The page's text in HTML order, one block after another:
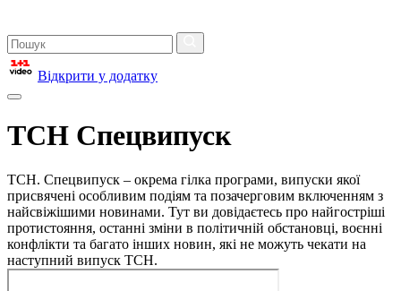
Відкрити у додатку
ТСН Спецвипуск
ТСН. Спецвипуск – окрема гілка програми, випуски якої
присвячені особливим подіям та позачерговим включенням з
найсвіжішими новинами. Тут ви довідаєтесь про найгостріші
протистояння, останні зміни в політичній обстановці, воєнні
конфлікти та багато інших новин, які не можуть чекати на
наступний випуск ТСН.